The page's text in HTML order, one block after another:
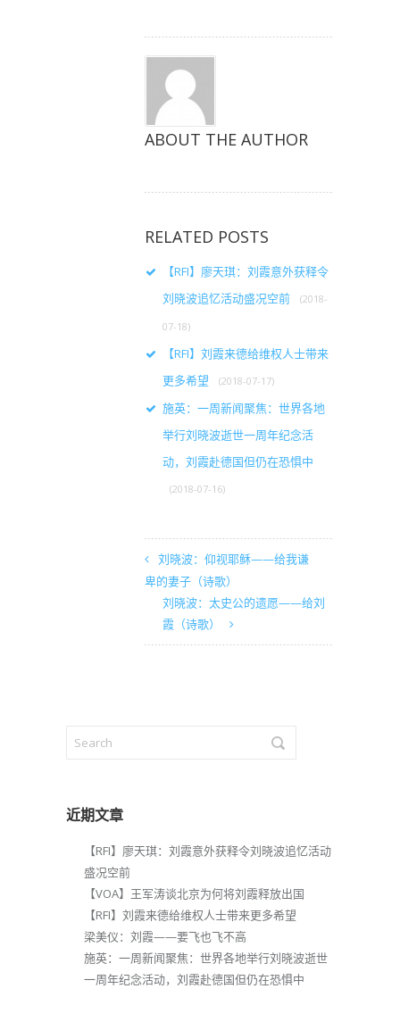
ABOUT THE AUTHOR
RELATED POSTS
【RFI】廖天琪：刘霞意外获释令
刘晓波追忆活动盛况空前
(2018-
07-18)
【RFI】刘霞来德给维权人士带来
更多希望
(2018-07-17)
施英：一周新闻聚焦：世界各地
举行刘晓波逝世一周年纪念活
动，刘霞赴德国但仍在恐惧中
(2018-07-16)
刘晓波：仰视耶稣——给我谦
卑的妻子（诗歌）
刘晓波：太史公的遗愿——给刘
霞（诗歌）
近期文章
【RFI】廖天琪：刘霞意外获释令刘晓波追忆活动
盛况空前
【VOA】王军涛谈北京为何将刘霞释放出国
【RFI】刘霞来德给维权人士带来更多希望
梁美仪：刘霞——要飞也飞不高
施英：一周新闻聚焦：世界各地举行刘晓波逝世
一周年纪念活动，刘霞赴德国但仍在恐惧中